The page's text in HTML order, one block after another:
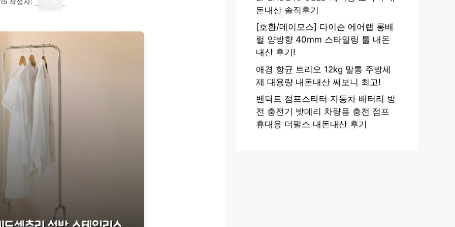
돈내산 솔직후기
[호환/데이모스] 다이슨 에어랩 롱배
럴 양방향 40mm 스타일링 툴 내돈
내산 후기!
애경 항균 트리오 12kg 말통 주방세
제 대용량 내돈내산 써보니 최고!
벤딕트 점프스타터 자동차 배터리 방
전 충전기 밧데리 차량용 충전 점프
휴대용 더펄스 내돈내산 후기